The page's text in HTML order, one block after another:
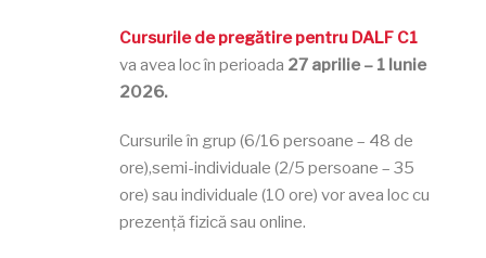
Cursurile de pregătire pentru DALF C1
va avea loc în perioada 27 aprilie – 1 Iunie
2026.
Cursurile în grup (6/16 persoane – 48 de
ore),semi-individuale (2/5 persoane – 35
ore) sau individuale (10 ore) vor avea loc cu
prezență fizică sau online.